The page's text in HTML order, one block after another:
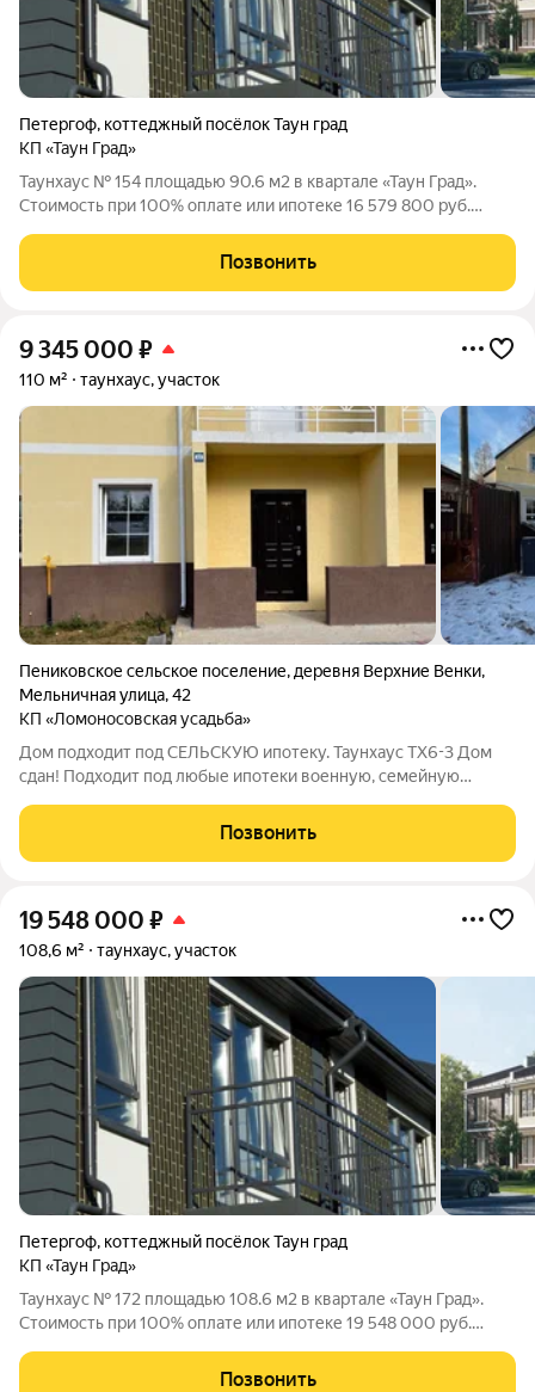
Петергоф, коттеджный посёлок Таун град
КП «Таун Град»
Таунхаус № 154 площадью 90.6 м2 в квартале «Таун Град».
Стоимость при 100% оплате или ипотеке 16 579 800 руб.
постоянного проживания. Расположен в Петродворцовом
районе, рядом с Новым
Позвонить
9 345 000 ₽
110 м² таунхаус, участок
Пениковское сельское поселение, деревня Верхние Венки,
Мельничная улица,42
КП «Ломоносовская усадьба»
Дом подходит под СЕЛЬСКУЮ ипотеку. Таунхаус ТХ6-3 Дом
сдан! Подходит под любые ипотеки военную, семейную
Дома продаются от юр.лица. ДОМА СДАЮТСЯ БЕЗ ОТДЕЛКИ
Документы готовы. 4 км от Ломоносова.
Позвонить
19 548 000 ₽
108,6 м² таунхаус, участок
Петергоф, коттеджный посёлок Таун град
КП «Таун Град»
Таунхаус № 172 площадью 108.6 м2 в квартале «Таун Град».
Стоимость при 100% оплате или ипотеке 19 548 000 руб.
постоянного проживания. Расположен в Петродворцовом
Позвонить